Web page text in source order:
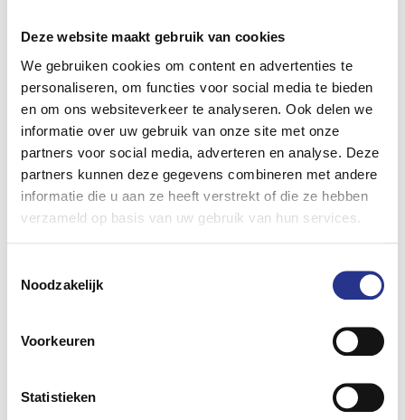
Deze website maakt gebruik van cookies
We gebruiken cookies om content en advertenties te
personaliseren, om functies voor social media te bieden
en om ons websiteverkeer te analyseren. Ook delen we
informatie over uw gebruik van onze site met onze
partners voor social media, adverteren en analyse. Deze
partners kunnen deze gegevens combineren met andere
informatie die u aan ze heeft verstrekt of die ze hebben
verzameld op basis van uw gebruik van hun services.
Noodzakelijk
Voorkeuren
Statistieken
momenteel uit de Cargo, Passenger, Chassis Cabine en
Cargo Dubbele Cabine. De carrosserievarianten zijn
leverbaar in een groot aantal verschillende uitvoeringen.
Kia breidt het PV5-aanbod in Nederland de komende tijd
nog verder uit en werkt tegelijkertijd aan de
marktintroductie van de grotere PV7 in 2027 en de PV9 in
2029.
moment voor Kia. De snelle opmars naar de
bedrijfswagenmarkt en de nummer 1-positie
van de PV5 in juni bevestigen dat onze PBV-
strategie nauw aansluit op de behoeften van
ondernemers. We zijn trots op het resultaat